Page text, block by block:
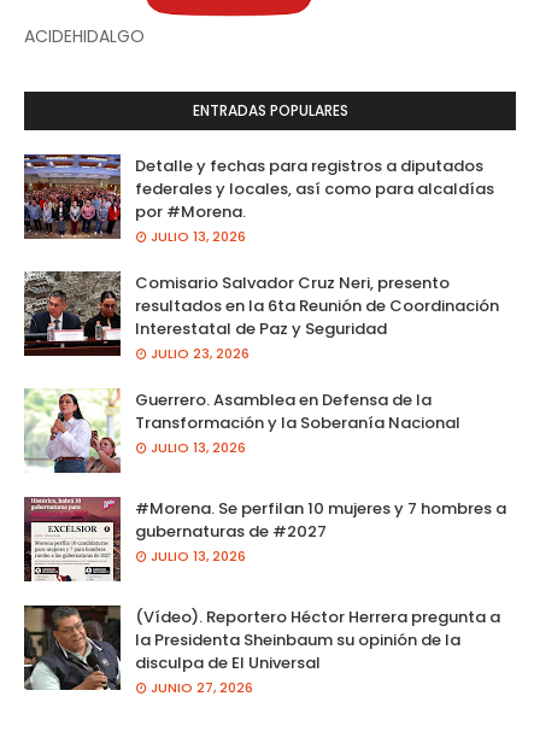
ACIDEHIDALGO
ENTRADAS POPULARES
Detalle y fechas para registros a diputados
federales y locales, así como para alcaldías
por #Morena.
JULIO 13, 2026
Comisario Salvador Cruz Neri, presento
resultados en la 6ta Reunión de Coordinación
Interestatal de Paz y Seguridad
JULIO 23, 2026
Guerrero. Asamblea en Defensa de la
Transformación y la Soberanía Nacional
JULIO 13, 2026
#Morena. Se perfilan 10 mujeres y 7 hombres a
gubernaturas de #2027
JULIO 13, 2026
(Vídeo). Reportero Héctor Herrera pregunta a
la Presidenta Sheinbaum su opinión de la
disculpa de El Universal
JUNIO 27, 2026